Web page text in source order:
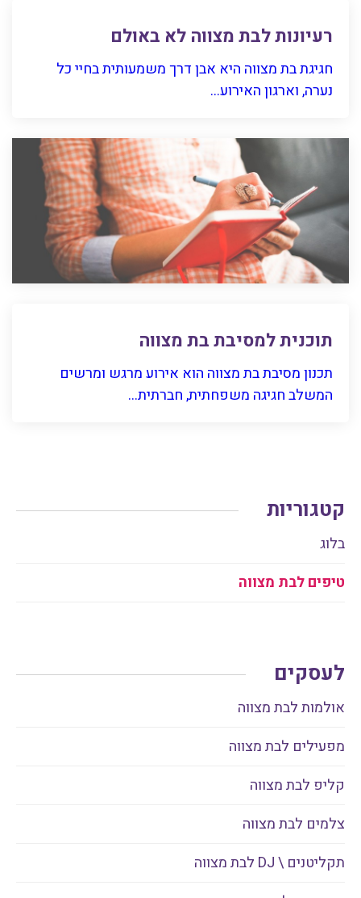
רעיונות לבת מצווה לא באולם
חגיגת בת מצווה היא אבן דרך משמעותית בחיי כל
נערה, וארגון האירוע...
תוכנית למסיבת בת מצווה
תכנון מסיבת בת מצווה הוא אירוע מרגש ומרשים
המשלב חגיגה משפחתית, חברתית...
קטגוריות
בלוג
טיפים לבת מצווה
לעסקים
אולמות לבת מצווה
מפעילים לבת מצווה
קליפ לבת מצווה
צלמים לבת מצווה
תקליטנים \ DJ לבת מצווה